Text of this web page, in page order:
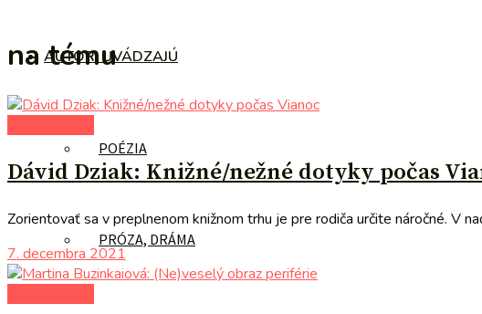
AUTORI UVÁDZAJÚ
POÉZIA
PRÓZA, DRÁMA
na tému
Dávid Dziak: Knižné/nežné dotyky počas
Zorientovať sa v preplnenom knižnom trhu je pre rodiča určite náročné. V
7. decembra 2021